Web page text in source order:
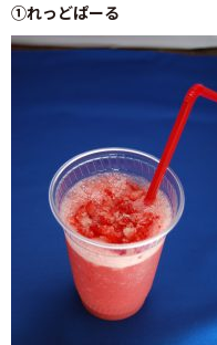
①れっどぱーる